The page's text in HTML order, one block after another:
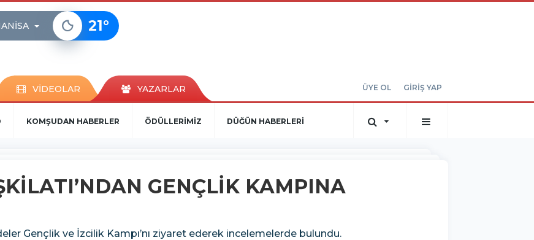
21°
VİDEOLAR YAZARLAR ÜYE OL GİRİŞ YAP
KOMŞUDAN HABERLER ÖDÜLLERİMİZ DÜĞÜN HABERLERİ
GENÇLİK KAMPINA
Gençlik ve İzcilik Kampı’nı ziyaret ederek incelemelerde bulundu.